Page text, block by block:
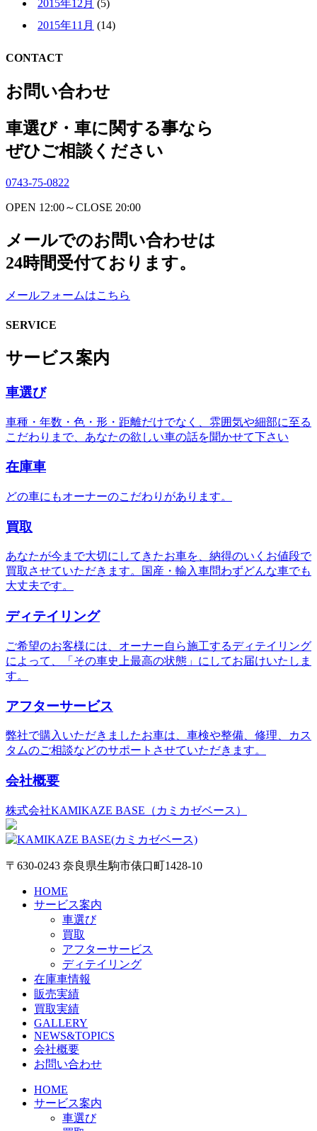
2015年12月 (5)
2015年11月 (14)
CONTACT
お問い合わせ
車選び・車に関する事なら
ぜひご相談ください
0743-75-0822
OPEN 12:00～CLOSE 20:00
メールでのお問い合わせは
24時間受付ております。
メールフォームはこちら
SERVICE
サービス案内
車選び
車種・年数・色・形・距離だけでなく、雰囲気や細部に至る
こだわりまで、あなたの欲しい車の話を聞かせて下さい
在庫車
どの車にもオーナーのこだわりがあります。
買取
あなたが今まで大切にしてきたお車を、納得のいくお値段で
買取させていただきます。国産・輸入車問わずどんな車でも
大丈夫です。
ディテイリング
ご希望のお客様には、オーナー自ら施工するディテイリング
によって、「その車史上最高の状態」にしてお届けいたしま
す。
アフターサービス
弊社で購入いただきましたお車は、車検や整備、修理、カス
タムのご相談などのサポートさせていただきます。
会社概要
株式会社KAMIKAZE BASE（カミカゼベース）
〒630-0243 奈良県生駒市俵口町1428-10
HOME
サービス案内
車選び
買取
アフターサービス
ディテイリング
在庫車情報
販売実績
買取実績
GALLERY
NEWS&TOPICS
会社概要
お問い合わせ
HOME
サービス案内
車選び